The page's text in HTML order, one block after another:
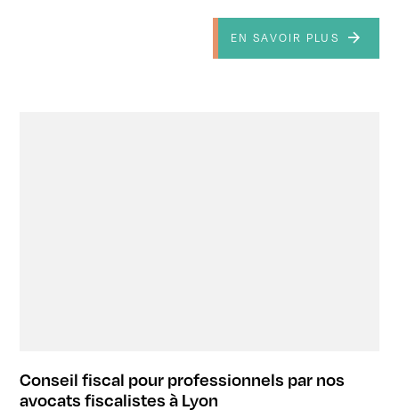
EN SAVOIR PLUS
Conseil fiscal pour professionnels par nos
avocats fiscalistes à Lyon